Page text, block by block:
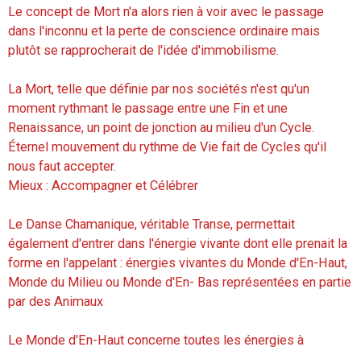
Le concept de Mort n'a alors rien à voir avec le passage
dans l'inconnu et la perte de conscience ordinaire mais
plutôt se rapprocherait de l'idée d'immobilisme.
La Mort, telle que définie par nos sociétés n'est qu'un
moment rythmant le passage entre une Fin et une
Renaissance, un point de jonction au milieu d'un Cycle.
Éternel mouvement du rythme de Vie fait de Cycles qu'il
nous faut accepter.
Mieux : Accompagner et Célébrer
Le Danse Chamanique, véritable Transe, permettait
également d'entrer dans l'énergie vivante dont elle prenait la
forme en l'appelant : énergies vivantes du Monde d'En-Haut,
Monde du Milieu ou Monde d'En- Bas représentées en partie
par des Animaux
Le Monde d'En-Haut concerne toutes les énergies à